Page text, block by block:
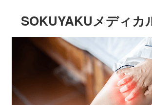
SOKUYAKUメディカ